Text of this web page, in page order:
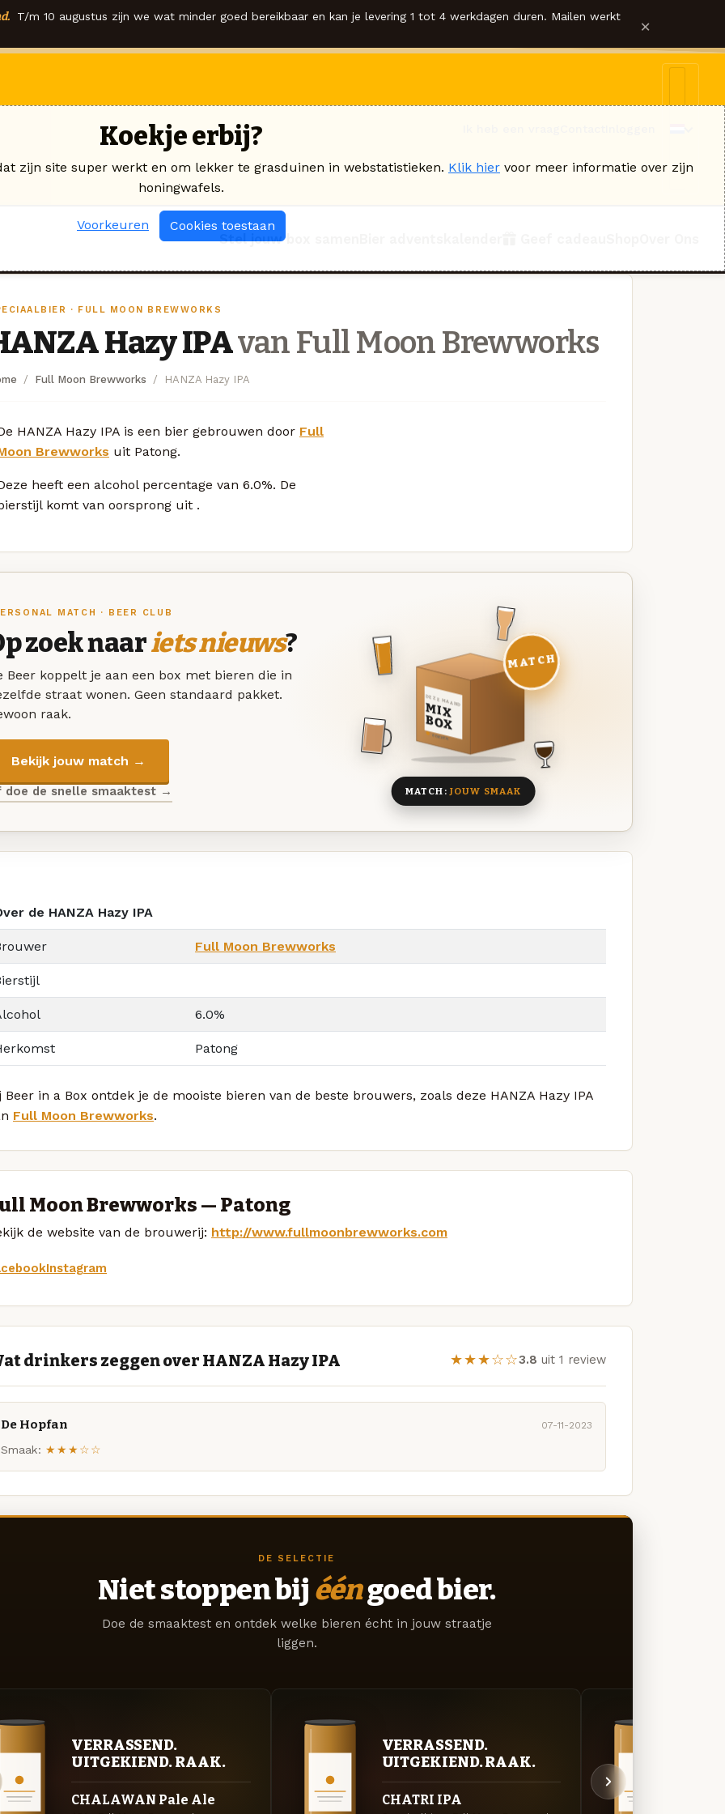
T/m 10 augustus zijn we wat minder goed bereikbaar en kan je levering 1 tot 4 werkdagen duren. Mailen werkt ×
Stel jouw box samen
· FULL MOON BREWWORKS
Hazy IPAvan Full Moon Brewworks
Full Moon Brewworks HANZA Hazy IPA
HANZA Hazy IPA is een bier gebrouwen door Full
Brewworks uit Patong.
heeft een alcohol percentage van 6.0%. De
komt van oorsprong uit .
MATCH · BEER CLUB
zoek naariets nieuws?
Beer koppelt je aan een box met bieren die in
straat wonen. Geen standaard pakket.
raak.
Bekijk jouw match →
doe de snelle smaaktest →
DEZE MAAND
MIX
BOX
8 BIEREN
MATCH
MATCH: JOUW SMAAK
de HANZA Hazy IPA
Full Moon Brewworks
6.0%
Patong
Beer in a Box ontdek je de mooiste bieren van de beste brouwers, zoals deze HANZA Hazy IPA
Full Moon Brewworks.
Moon Brewworks — Patong
de website van de brouwerij: http://www.fullmoonbrewworks.com
Instagram
drinkers zeggen over HANZA Hazy IPA ★★★☆☆3.8 uit 1 review
De Hopfan 07-11-2023
Smaak: ★★★☆☆
DE SELECTIE
Niet stoppen bij ééngoed bier.
Doe de smaaktest en ontdek welke bieren écht in jouw straatje
liggen.
VERRASSEND.
UITGEKIEND. RAAK.
CHALAWAN Pale Ale
VERRASSEND.
UITGEKIEND. RAAK.
CHATRI IPA
Koekje erbij?
zijn site super werkt en om lekker te grasduinen in webstatistieken. Klik hier voor meer informatie over zijn
honingwafels.
Voorkeuren Cookies toestaan